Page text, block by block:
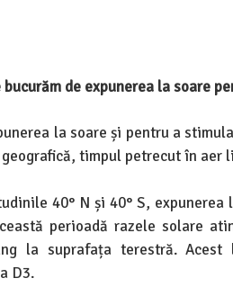
de expunerea la soare
la soare și pentru a
timpul petrecut în aer
40° N și 40° S,
perioadă razele solare
la suprafața terestră. Acest
D3.